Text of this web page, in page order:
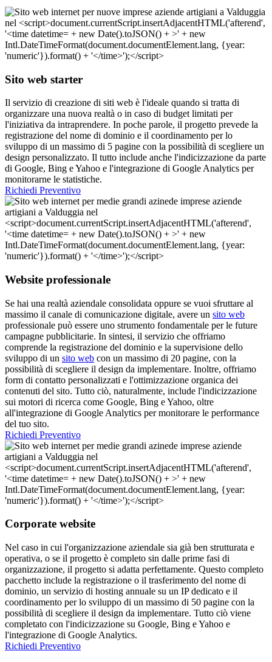
Sito web starter
Il servizio di creazione di siti web è l'ideale quando si tratta di
organizzare una nuova realtà o in caso di budget limitati per
l'iniziativa da intraprendere. In poche parole, il progetto prevede la
registrazione del nome di dominio e il coordinamento per lo
sviluppo di un massimo di 5 pagine con la possibilità di scegliere un
design personalizzato. Il tutto include anche l'indicizzazione da parte
di Google, Bing e Yahoo e l'integrazione di Google Analytics per
monitorarne le statistiche.
Richiedi Preventivo
Website professionale
Se hai una realtà aziendale consolidata oppure se vuoi sfruttare al
massimo il canale di comunicazione digitale, avere un sito web
professionale può essere uno strumento fondamentale per le future
campagne pubblicitarie. In sintesi, il servizio che offriamo
comprende la registrazione del dominio e la supervisione dello
sviluppo di un sito web con un massimo di 20 pagine, con la
possibilità di scegliere il design da implementare. Inoltre, offriamo
form di contatto personalizzati e l'ottimizzazione organica dei
contenuti del sito. Tutto ciò, naturalmente, include l'indicizzazione
sui motori di ricerca come Google, Bing e Yahoo, oltre
all'integrazione di Google Analytics per monitorare le performance
del tuo sito.
Richiedi Preventivo
Corporate website
Nel caso in cui l'organizzazione aziendale sia già ben strutturata e
operativa, o se il progetto è completo sin dalle prime fasi di
organizzazione, il progetto si adatta perfettamente. Questo completo
pacchetto include la registrazione o il trasferimento del nome di
dominio, un servizio di hosting annuale su un IP dedicato e il
coordinamento per lo sviluppo di un massimo di 50 pagine con la
possibilità di scegliere il design da implementare. Tutto ciò viene
completato con l'indicizzazione su Google, Bing e Yahoo e
l'integrazione di Google Analytics.
Richiedi Preventivo